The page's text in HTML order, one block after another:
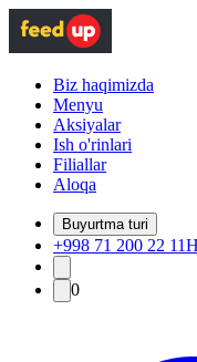
Biz haqimizda
Menyu
Aksiyalar
Ish o'rinlari
Filiallar
Aloqa
Buyurtma turi
+998 71 200 22 11
0